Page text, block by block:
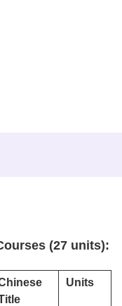
(27 units):
Units